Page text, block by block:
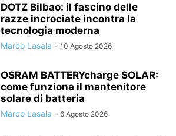
DOTZ Bilbao: il fascino delle
razze incrociate incontra la
tecnologia moderna
Marco Lasala - 10 Agosto 2026
OSRAM BATTERYcharge SOLAR:
come funziona il mantenitore
solare di batteria
Marco Lasala - 6 Agosto 2026